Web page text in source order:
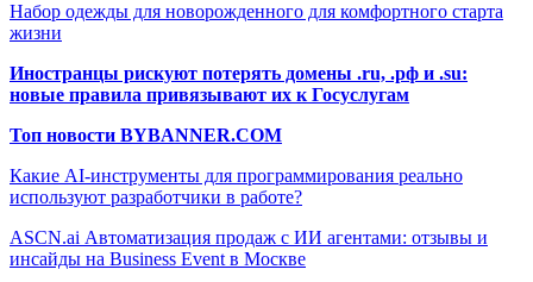
Набор одежды для новорожденного для комфортного старта
жизни
Иностранцы рискуют потерять домены .ru, .рф и .su:
новые правила привязывают их к Госуслугам
Топ новости BYBANNER.COM
Какие AI-инструменты для программирования реально
используют разработчики в работе?
ASCN.ai Автоматизация продаж с ИИ агентами: отзывы и
инсайды на Business Event в Москве